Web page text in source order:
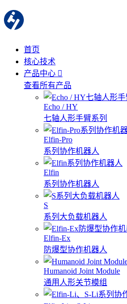
首页
核心技术
产品中心
查看所有产品
Echo / HY
七轴人形手臂系列
Elfin-Pro
系列协作机器人
Elfin
系列协作机器人
S
系列大负载机器人
Elfin-Ex
防爆型协作机器人
Humanoid Joint Module
通用人形关节模组